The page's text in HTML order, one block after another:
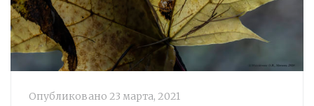
Опубликовано 23 марта, 2021